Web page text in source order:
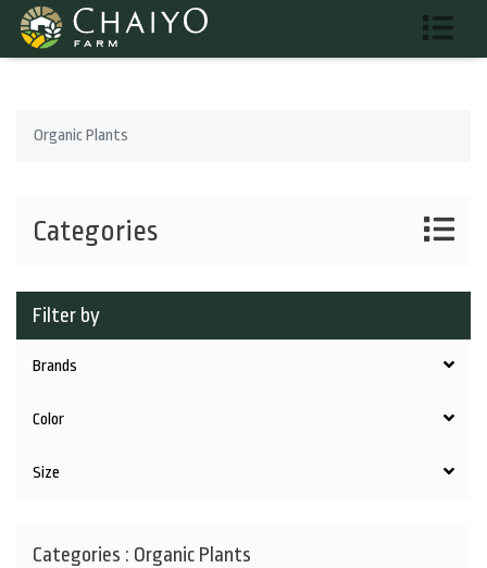
Organic Plants
Categories
Filter by
Brands
Color
Size
Categories : Organic Plants